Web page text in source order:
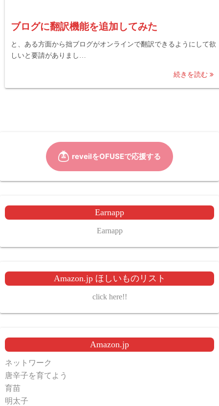
ブログに翻訳機能を追加してみた
と、ある方面から拙ブログがオンラインで翻訳できるようにして欲
しいと要請がありまし…
続きを読む
Earnapp
Earnapp
Amazon.jp ほしいものリスト
click here!!
Amazon.jp
ネットワーク
唐辛子を育てよう
育苗
明太子